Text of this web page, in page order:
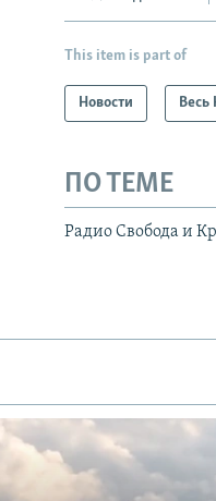
This item is part of
Новости
ПО ТЕМЕ
Радио Свобода и